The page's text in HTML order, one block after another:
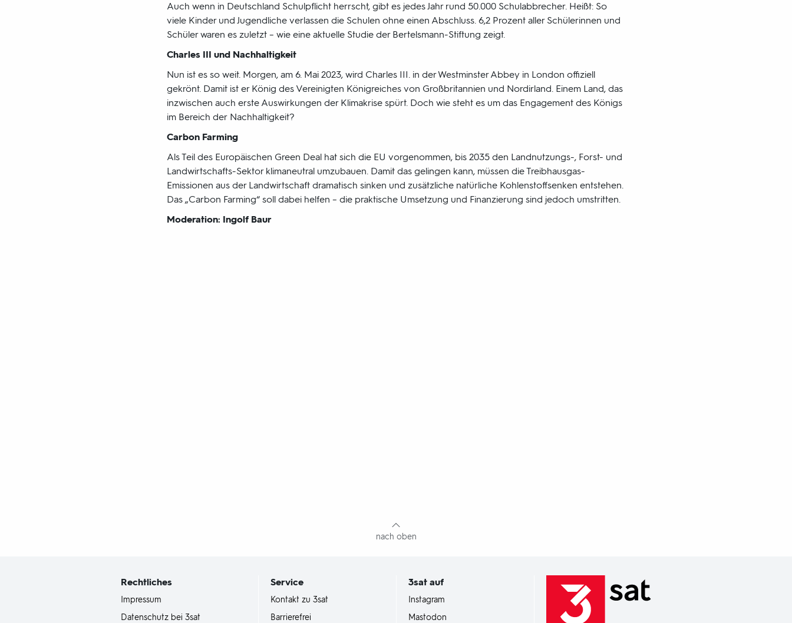
Auch wenn in Deutschland Schulpflicht herrscht, gibt es jedes Jahr rund 50.000 Schulabbrecher. Heißt: So
viele Kinder und Jugendliche verlassen die Schulen ohne einen Abschluss. 6,2 Prozent aller Schülerinnen und
Schüler waren es zuletzt – wie eine aktuelle Studie der Bertelsmann-Stiftung zeigt.
Charles III und Nachhaltigkeit
Nun ist es so weit. Morgen, am 6. Mai 2023, wird Charles III. in der Westminster Abbey in London offiziell
gekrönt. Damit ist er König des Vereinigten Königreiches von Großbritannien und Nordirland. Einem Land, das
inzwischen auch erste Auswirkungen der Klimakrise spürt. Doch wie steht es um das Engagement des Königs
im Bereich der Nachhaltigkeit?
Carbon Farming
Als Teil des Europäischen Green Deal hat sich die EU vorgenommen, bis 2035 den Landnutzungs-, Forst- und
Landwirtschafts-Sektor klimaneutral umzubauen. Damit das gelingen kann, müssen die Treibhausgas-
Emissionen aus der Landwirtschaft dramatisch sinken und zusätzliche natürliche Kohlenstoffsenken entstehen.
Das „Carbon Farming“ soll dabei helfen – die praktische Umsetzung und Finanzierung sind jedoch umstritten.
Moderation: Ingolf Baur
nach oben
Rechtliches
Impressum
Datenschutz bei 3sat
Service
Kontakt zu 3sat
Barrierefrei
3sat auf
Instagram
Mastodon